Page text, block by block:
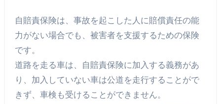
自賠責保険は、事故を起こした人に賠償責任の能
力がない場合でも、被害者を支援するための保険
です。
道路を走る車は、自賠責保険に加入する義務があ
り、加入していない車は公道を走行することがで
きず、車検も受けることができません。